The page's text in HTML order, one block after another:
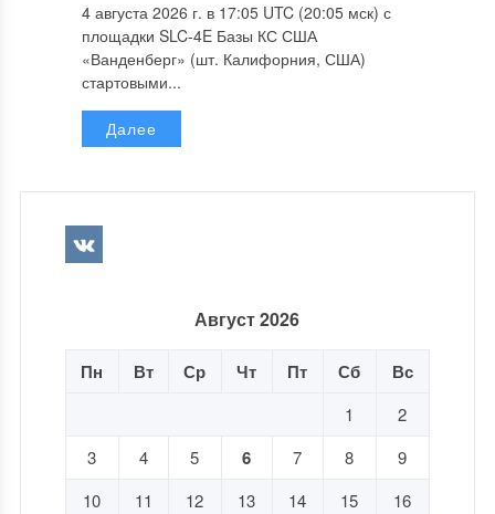
4 августа 2026 г. в 17:05 UTC (20:05 мск) с
площадки SLC-4E Базы КС США
«Ванденберг» (шт. Калифорния, США)
стартовыми...
Далее
Август 2026
Пн Вт Ср Чт Пт Сб Вс
1
2
3
4 5 6 7 8
9
10
11 12 13 14 15
16